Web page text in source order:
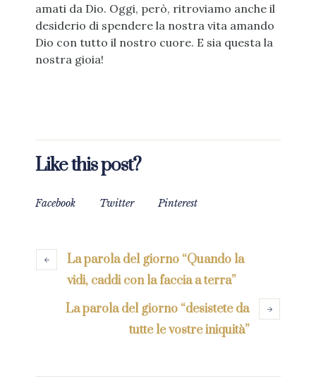
amati da Dio. Oggi, però, ritroviamo anche il
desiderio di spendere la nostra vita amando
Dio con tutto il nostro cuore. E sia questa la
nostra gioia!
Like this post?
Facebook Twitter Pinterest
La parola del giorno “Quando la
vidi, caddi con la faccia a terra”
La parola del giorno “desistete da
tutte le vostre iniquità”